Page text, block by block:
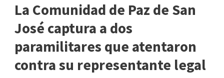
La Comunidad de Paz de San
José captura a dos
paramilitares que atentaron
contra su representante legal